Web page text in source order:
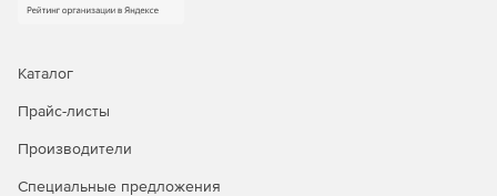
Каталог
Прайс-листы
Производители
Специальные предложения